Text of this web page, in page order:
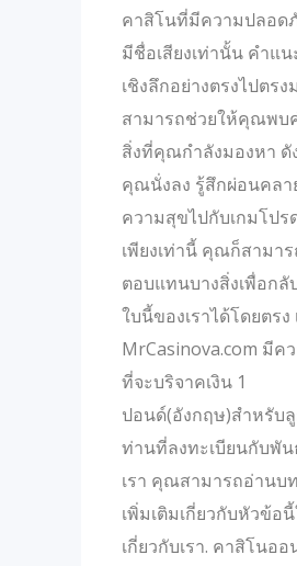
คาสิโนที่มีความปลอด
มีชื่อเสียงเท่านั้น คำแ
เชิงลึกอย่างตรงไปตรง
สามารถช่วยให้คุณพบ
สิ่งที่คุณกำลังมองหา ดั
คุณนั่งลง รู้สึกผ่อนคลา
ความสุขไปกับเกมโป
เพียงเท่านี้ คุณก็สามา
ตอบแทนบางสิ่งเพื่อก
ใบนี้ของเราได้โดยตรง
MrCasinova.com มีค
ที่จะบริจาคเงิน 1
ปอนด์(อังกฤษ)สำหรับ
ท่านที่ลงทะเบียนกับพั
เรา คุณสามารถอ่านบ
เพิ่มเติมเกี่ยวกับหัวข้อ
เกี่ยวกับเรา. คาสิโนอ